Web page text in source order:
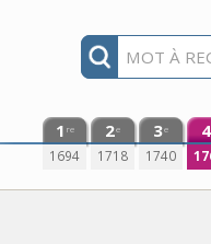
1 re
1694
2e
1718
3e
1740
4